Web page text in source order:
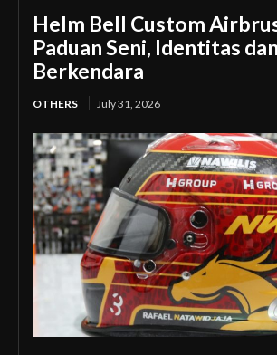
Helm Bell Custom
Paduan Seni, Identitas
Berkendara
OTHERS July 31, 2026